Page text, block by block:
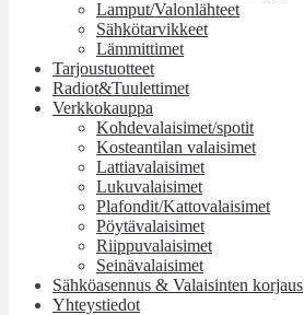
Lamput/Valonlähteet
Sähkötarvikkeet
Lämmittimet
Tarjoustuotteet
Radiot&Tuulettimet
Verkkokauppa
Kohdevalaisimet/spotit
Kosteantilan valaisimet
Lattiavalaisimet
Lukuvalaisimet
Plafondit/Kattovalaisimet
Pöytävalaisimet
Riippuvalaisimet
Seinävalaisimet
Sähköasennus & Valaisinten korjaus
Yhteystiedot